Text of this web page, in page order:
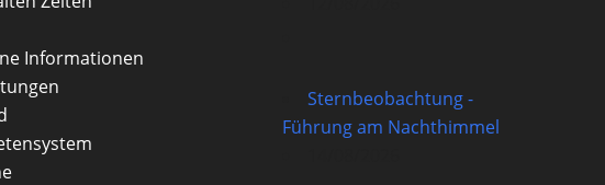
Informationen
Sternbeobachtung -
Führung am Nachthimmel